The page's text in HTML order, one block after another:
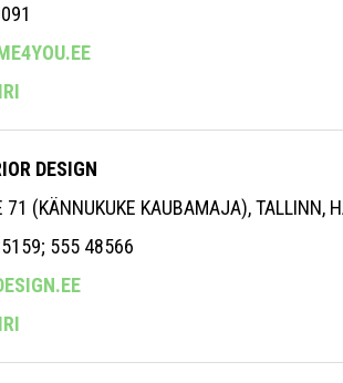
DESIGN
71 (KÄNNUKUKE KAUBAMAJA), TALLINN,
555 48566